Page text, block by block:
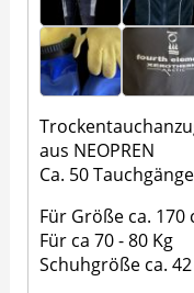
aus NEOPREN
Ca. 50 Tauchgänge
Für Größe ca. 170
Für ca 70 - 80 Kg
Schuhgröße ca. 42